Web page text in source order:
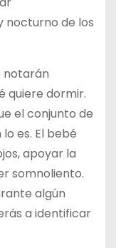
nocturno de los
notarán
quiere dormir.
el conjunto de
es. El bebé
apoyar la
somnoliento.
algún
a identificar